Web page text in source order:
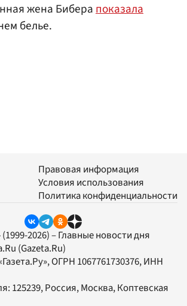
жена Биберапоказала
белье.
Правовая информация
Условия использования
Политика конфиденциальности
2026) – Главные новости дня
(Gazeta.Ru)
, ОГРН 1067761730376, ИНН
125239, Россия, Москва, Коптевская